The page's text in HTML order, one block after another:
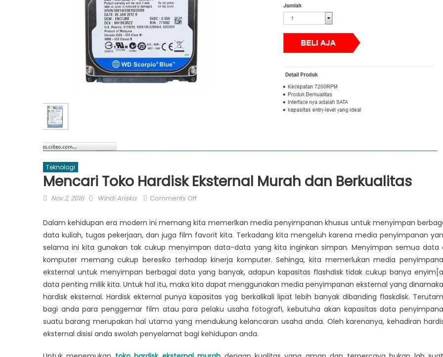
Teknologi
Mencari Toko Hardisk Eksternal Murah dan Berkualitas
Posted
Nov 2, 2016 Author
Windi Ariska Comments Offon
Toko
Hardisk
Eksternal
Murah
dan
Berkualitas
Dalam kehidupan era modern ini memang kita memerlkan media penyimpanan khusus untuk menyimpan
data kuliah, tugas pekerjaan, dan juga film favorit kita. Terkadang kita mengeluh karena media penyimpanan
selama ini kita gunakan tak cukup menyimpan data-data yang kita inginkan simpan. Menyimpan semua data
komputer memang cukup beresiko terhadap kinerja komputer. Sehinga, kita memerlukan media
eksternal untuk menyimpan berbagai data yang banyak, adapun kapasitas flashdisk tidak cukup banya
data penting milik kita. Untuk hal itu, maka kita dapat menggunakan media penyimpanan eksternal yang
hardisk eksternal. Hardisk ekternal punya kapasitas yag berkalikali lipat lebih banyak dibanding flaskdisk.
bagi anda para penggemar film atau para pelaku usaha fotografi, kebutuha akan kapasitas data
suatu barang merupakan hal utama yang mendukung kelancaran usaha anda. Oleh karenanya, kehadiran
eksternal disisi anda swolah penyelamat bagi kehidupan anda.